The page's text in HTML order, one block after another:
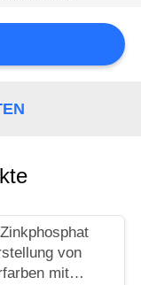
von
mit